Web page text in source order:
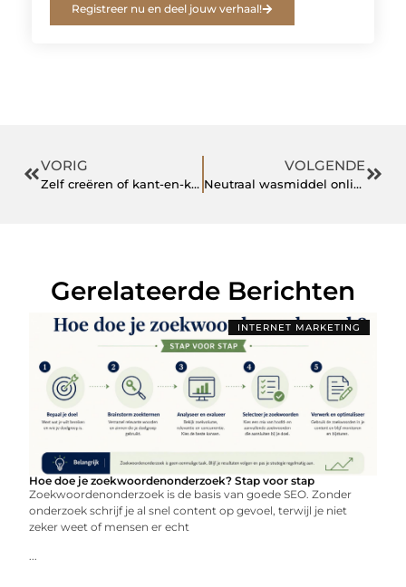
Registreer nu en deel jouw verhaal!
VORIG
Zelf creëren of kant-en-klare tegels
VOLGENDE
Neutraal wasmiddel online kopen
Gerelateerde Berichten
INTERNET MARKETING
Hoe doe je zoekwoordenonderzoek? Stap voor stap
Zoekwoordenonderzoek is de basis van goede SEO. Zonder
onderzoek schrijf je al snel content op gevoel, terwijl je niet
zeker weet of mensen er echt
...